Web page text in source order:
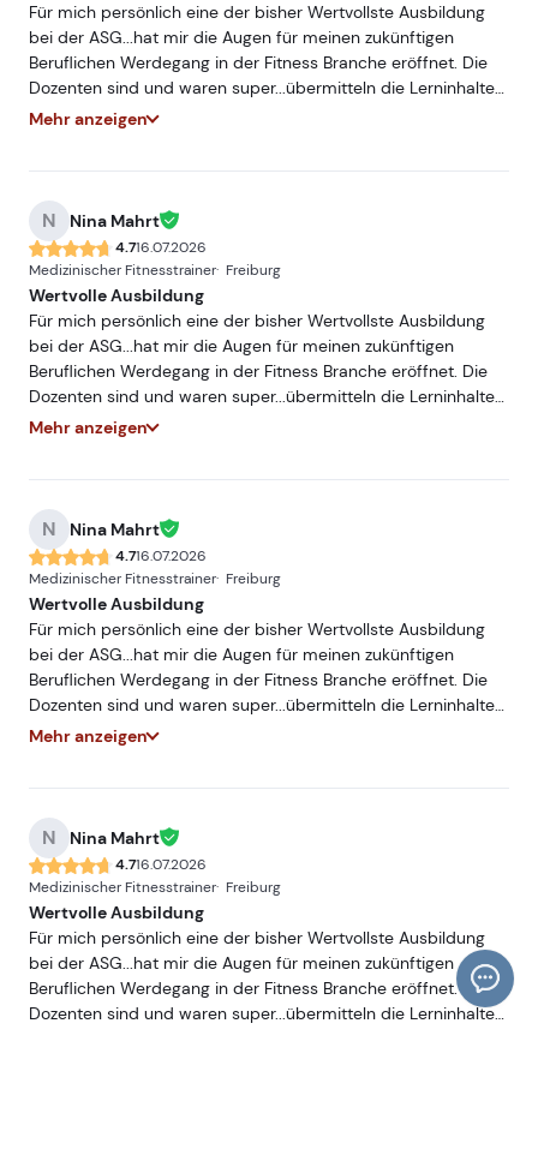
Für mich persönlich eine der bisher Wertvollste Ausbildung
bei der ASG...hat mir die Augen für meinen zukünftigen
Beruflichen Werdegang in der Fitness Branche eröffnet. Die
Dozenten sind und waren super...übermitteln die Lerninhalte
sehr Praxisnah und mit hohem Fachwissen...würde und werde
Mehr anzeigen
N Nina Mahrt
4.716.07.2026
Medizinischer Fitnesstrainer Freiburg
Wertvolle Ausbildung
Für mich persönlich eine der bisher Wertvollste Ausbildung
bei der ASG...hat mir die Augen für meinen zukünftigen
Beruflichen Werdegang in der Fitness Branche eröffnet. Die
Dozenten sind und waren super...übermitteln die Lerninhalte
sehr Praxisnah und mit hohem Fachwissen...würde und werde
Mehr anzeigen
N Nina Mahrt
4.716.07.2026
Medizinischer Fitnesstrainer Freiburg
Wertvolle Ausbildung
Für mich persönlich eine der bisher Wertvollste Ausbildung
bei der ASG...hat mir die Augen für meinen zukünftigen
Beruflichen Werdegang in der Fitness Branche eröffnet. Die
Dozenten sind und waren super...übermitteln die Lerninhalte
sehr Praxisnah und mit hohem Fachwissen...würde und werde
Mehr anzeigen
N Nina Mahrt
4.716.07.2026
Medizinischer Fitnesstrainer Freiburg
Wertvolle Ausbildung
Für mich persönlich eine der bisher Wertvollste Ausbildung
bei der ASG...hat mir die Augen für meinen zukünftigen
Beruflichen Werdegang in der Fitness Branche eröffnet. Die
Dozenten sind und waren super...übermitteln die Lerninhalte